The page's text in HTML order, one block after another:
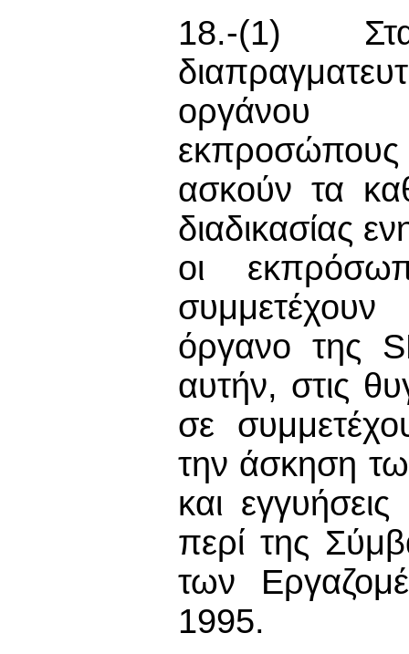
18.-(1)
οργάνου
ασκούν τα
διαδικασίας
οι
όργανο της
αυτήν, στις
σε
την άσκηση
και
περί της
των
1995.